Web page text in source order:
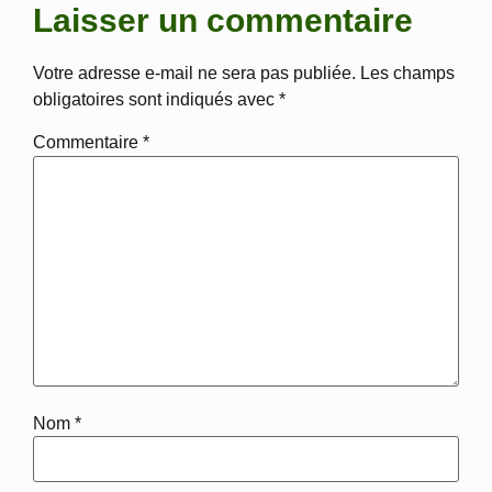
Laisser un commentaire
Votre adresse e-mail ne sera pas publiée. Les champs
obligatoires sont indiqués avec *
Commentaire *
Nom *